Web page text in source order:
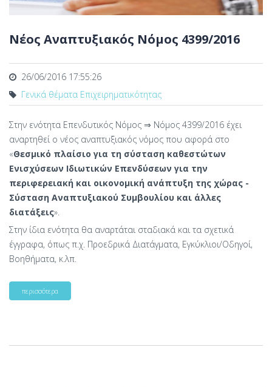
Νέος Αναπτυξιακός Νόμος 4399/2016
26/06/2016 17:55:26
Γενικά θέματα Επιχειρηματικότητας
Στην ενότητα Επενδυτικός Νόμος ⇒ Νόμος 4399/2016 έχει
αναρτηθεί ο νέος αναπτυξιακός νόμος που αφορά στο
«Θεσμικό πλαίσιο για τη σύσταση καθεστώτων
Ενισχύσεων Ιδιωτικών Επενδύσεων για την
περιφερειακή και οικονομική ανάπτυξη της χώρας -
Σύσταση Αναπτυξιακού Συμβουλίου και άλλες
διατάξεις».
Στην ίδια ενότητα θα αναρτάται σταδιακά και τα σχετικά
έγγραφα, όπως π.χ. Προεδρικά Διατάγματα, Εγκύκλιοι/Οδηγοί,
Βοηθήματα, κ.λπ.
περισσότερα